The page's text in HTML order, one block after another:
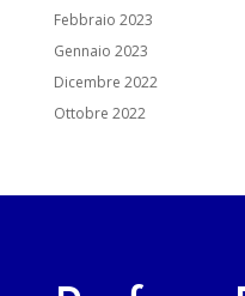
Febbraio 2023
Gennaio 2023
Dicembre 2022
Ottobre 2022